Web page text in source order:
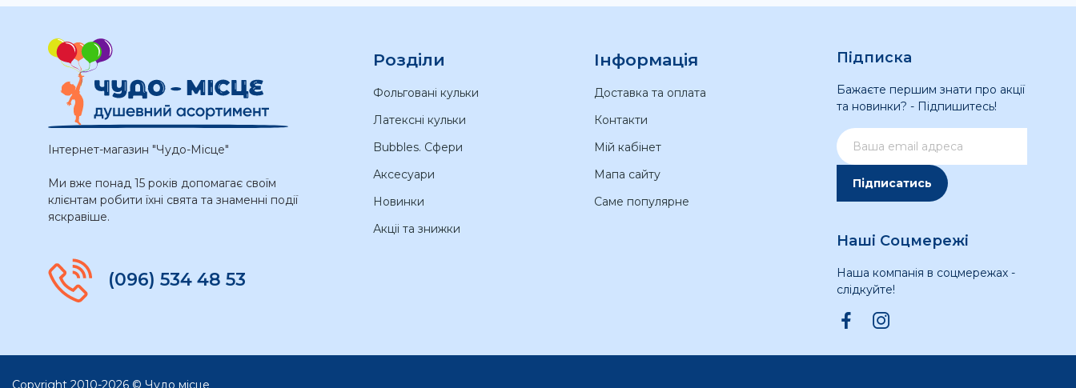
Інтернет-магазин "Чудо-Місце"
Ми вже понад 15 років допомагає своїм
клієнтам робити їхні свята та знаменні події
яскравіше.
(096) 534 48 53
Розділи
Фольговані кульки
Латексні кульки
Bubbles. Сфери
Аксесуари
Новинки
Акціі та знижки
Інформація
Доставка та оплата
Контакти
Мій кабінет
Мапа сайту
Саме популярне
Підписка
Бажаєте першим знати про акції
та новинки? - Підпишитесь!
Підписатись
Наші Соцмережі
Наша компанія в соцмережах -
слідкуйте!
Copyright 2010-2026 © Чудо місце